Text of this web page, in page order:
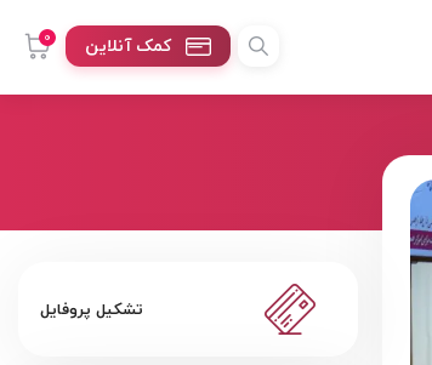
0 کمک آنلاین
تشکیل پروفایل